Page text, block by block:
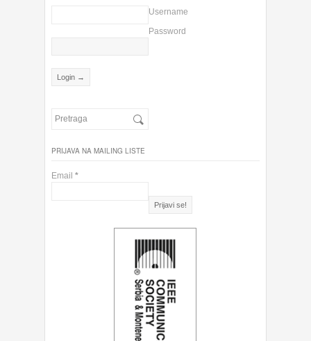
Username
Password
PRIJAVA NA MAILING LISTE
Email *